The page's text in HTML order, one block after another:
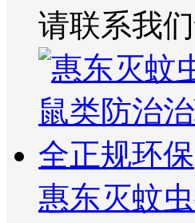
请联系我
惠东灭蚊